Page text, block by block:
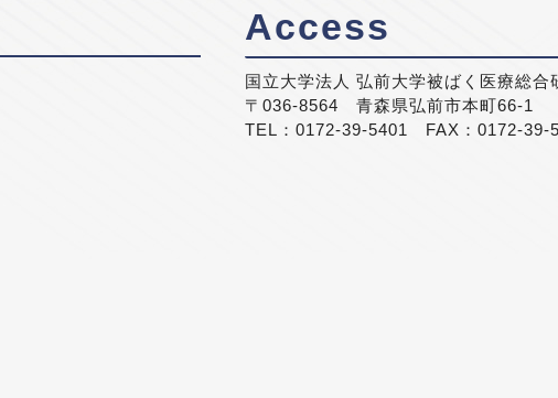
Access
国立大学法人 弘前大学被ばく医療総合
〒036-8564 青森県弘前市本町66-1
TEL：0172-39-5401 FAX：0172-39-